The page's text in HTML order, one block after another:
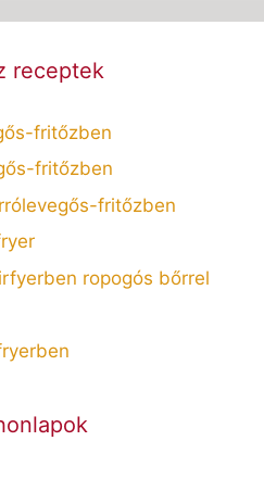
receptek
fritőzben
fritőzben
fritőzben
ropogós bőrrel